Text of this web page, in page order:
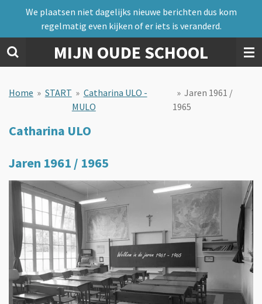
naar
de
hoofdinhoud
MIJN OUDE SCHOOL
We plaatsen niet dagelijks nieuwe berichten dus kom
regelmatig even kijken of er iets is veranderd.
Home » START » Catharina ULO -
MULO
» Jaren 1961 /
1965
Catharina ULO
Jaren 1961 / 1965